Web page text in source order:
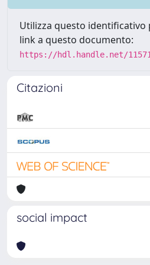
Utilizza questo identificativo
link a questo documento:
https://hdl.handle.net/
Citazioni
social impact